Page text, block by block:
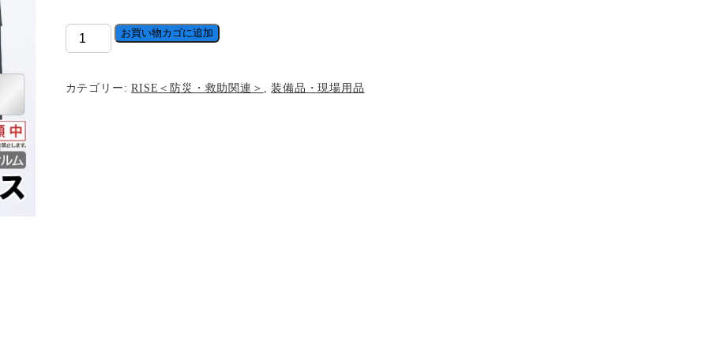
AFM-
01
お買い物カゴに追加
カテゴリー:RISE＜防災・救助関連＞ ,装備品・現場用品